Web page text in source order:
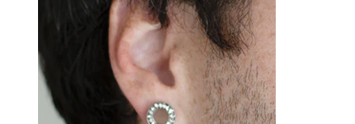
Ferri di cavallo